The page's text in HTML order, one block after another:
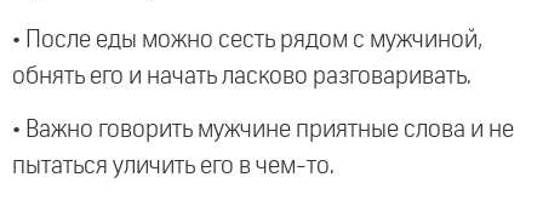
• После еды можно сесть рядом с мужчиной,
обнять его и начать ласково разговаривать.
• Важно говорить мужчине приятные слова и не
пытаться уличить его в чем-то.